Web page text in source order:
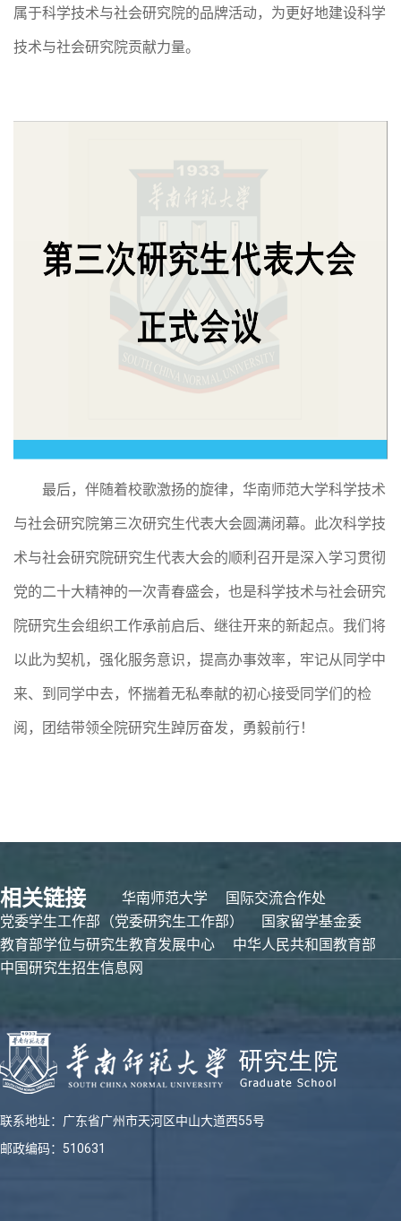
属于科学技术与社会研究院的品牌活动，为更好地建设科学
技术与社会研究院贡献力量。
最后，伴随着校歌激扬的旋律，华南师范大学科学技术
与社会研究院第三次研究生代表大会圆满闭幕。此次科学技
术与社会研究院研究生代表大会的顺利召开是深入学习贯彻
党的二十大精神的一次青春盛会，也是科学技术与社会研究
院研究生会组织工作承前启后、继往开来的新起点。我们将
以此为契机，强化服务意识，提高办事效率，牢记从同学中
来、到同学中去，怀揣着无私奉献的初心接受同学们的检
阅，团结带领全院研究生踔厉奋发，勇毅前行！
相关链接 华南师范大学
国际交流合作处
党委学生工作部（党委研究生工作部）
国家留学基金委
教育部学位与研究生教育发展中心
中华人民共和国教育部
中国研究生招生信息网
联系地址：广东省广州市天河区中山大道西55号
邮政编码：510631